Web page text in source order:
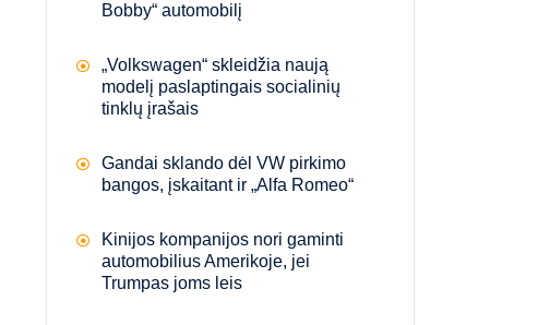
Bobby“ automobilį
„Volkswagen“ skleidžia naują
modelį paslaptingais socialinių
tinklų įrašais
Gandai sklando dėl VW pirkimo
bangos, įskaitant ir „Alfa Romeo“
Kinijos kompanijos nori gaminti
automobilius Amerikoje, jei
Trumpas joms leis